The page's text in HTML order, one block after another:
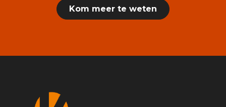
Kom meer te weten